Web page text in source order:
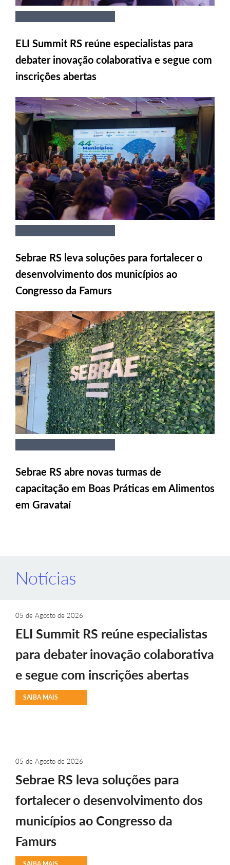
ELI Summit RS reúne especialistas para
debater inovação colaborativa e segue com
inscrições abertas
Sebrae RS leva soluções para fortalecer o
desenvolvimento dos municípios ao
Congresso da Famurs
Sebrae RS abre novas turmas de
capacitação em Boas Práticas em Alimentos
em Gravataí
Notícias
05 de Agosto de 2026
ELI Summit RS reúne especialistas
para debater inovação colaborativa
e segue com inscrições abertas
SAIBA MAIS
05 de Agosto de 2026
Sebrae RS leva soluções para
fortalecer o desenvolvimento dos
municípios ao Congresso da
Famurs